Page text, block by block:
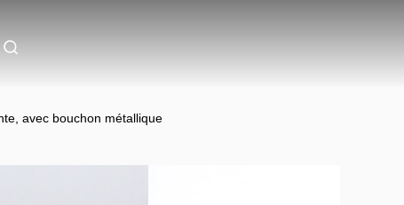
avec bouchon métallique